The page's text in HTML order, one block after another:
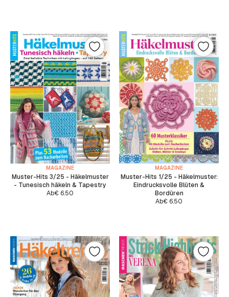
MAGAZINE
Muster-Hits 3/25 - Häkelmuster
- Tunesisch häkeln & Tapestry
Ab€ 6.50
MAGAZINE
Muster-Hits 1/25 - Häkelmuster:
Eindrucksvolle Blüten &
Bordüren
Ab€ 6.50